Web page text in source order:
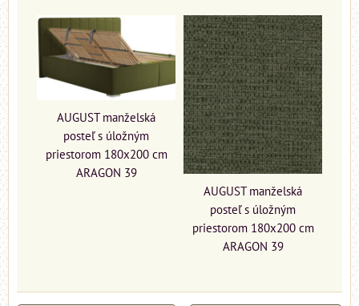
AUGUST manželská
posteľ s úložným
priestorom 180x200 cm
ARAGON 39
AUGUST manželská
posteľ s úložným
priestorom 180x200 cm
ARAGON 39